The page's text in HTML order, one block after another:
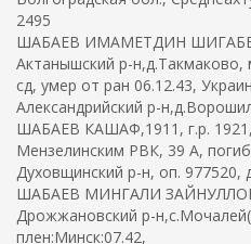
2495
ШАБАЕВ ИМАМЕТДИН
Актанышский р-
сд, умер от ран 06.12.43,
Александрийский р-
ШАБАЕВ КАШАФ,1911, г.р.
Мензелинским РВК, 39 А,
Духовщинский р-н, оп. 977520,
ШАБАЕВ МИНГАЛИ
Дрожжановский р-
плен:Минск:07.42,